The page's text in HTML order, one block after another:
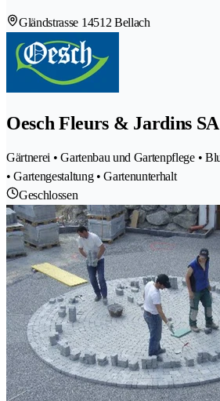
Gländstrasse 14512 Bellach
Oesch Fleurs & Jardins SA
Gärtnerei • Gartenbau und Gartenpflege •
• Gartengestaltung • Gartenunterhalt
Geschlossen